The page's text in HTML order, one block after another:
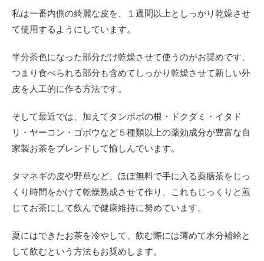
私は一番内側の綺麗な皮を、１週間以上としっかり乾燥させ
て使用するようにしています。
半分茶色になった部分だけ乾燥させて使うのがお奨めです、
つまり食べられる部分も含めてしっかり乾燥させて新しい外
皮を人工的に作る方法です。
そして最近では、加えてタンポポの根・ドクダミ・イタド
リ・ヤーコン・ゴボウなど５種類以上の薬効成分が豊富な自
家製お茶をブレンドして愉しんでいます。
タマネギの皮や野草など、ほぼ無料で手に入る薬膳茶をじっ
くり時間をかけて乾燥熟成させて作り、これもじっくりと煎
じてお茶にして飲んで健康維持に努めています。
夏にはできたお茶を冷やして、飲む際には薄めて水分補給と
して飲むという方法もお奨めします。